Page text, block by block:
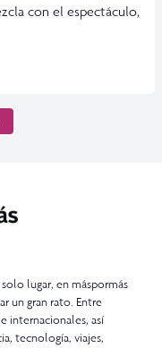
con el espectáculo,
lugar, en máspormás
un gran rato. Entre
internacionales, así
tecnología, viajes,